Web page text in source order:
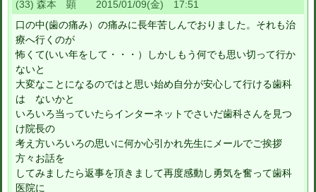
(33) 森本 顕 2015/01/09(金) 17:51
口の中(歯の痛み）の痛みに長年苦しんでおりました。それも治
療へ行くのが
怖くて(いい年をして・・・）しかしもう何でも思い切って行か
ないと
大変なことになるのではと思い始め自分が安心して行ける歯科
は ないかと
いろいろ当っていたらインターネットでさいだ歯科さんを見つ
け院長の
考え方いろいろの思いに何か心引かれ先生にメールでご挨拶
方々お話を
してみましたら返事を頂きまして再度感動し勇気を奮って歯科
医院に